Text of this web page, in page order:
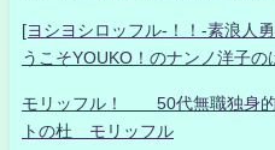
[ヨシヨシロッフル-！！-素浪人
うこそYOUKO！のナンノ洋子の
モリッフル！ 50代無職独身的
トの杜 モリッフル